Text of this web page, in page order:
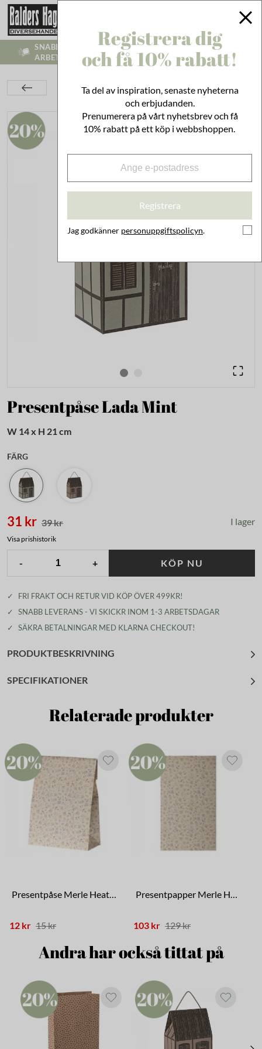
SNABB LEVERANS - VI SKICKR INOM 1-3
ARBETSDAGAR
Presentpåse Lada Mint
Presentpåse Lada Mint
W 14 x H 21 cm
FÄRG
31 kr 39 kr I lager
Visa prishistorik
- + KÖP NU
✓
FRI FRAKT OCH RETUR VID KÖP ÖVER 499KR!
✓
SNABB LEVERANS - VI SKICKR INOM 1-3 ARBETSDAGAR
✓
SÄKRA BETALNINGAR MED KLARNA CHECKOUT!
PRODUKTBESKRIVNING
SPECIFIKATIONER
Relaterade produkter
Presentpåse Merle Heather
12 kr 15 kr
Presentpapper Merle Heather
103 kr 129 kr
Andra har också tittat på
Registrera dig
och få 10% rabatt!
Ta del av inspiration, senaste nyheterna
och erbjudanden.
Prenumerera på vårt nyhetsbrev och få
10% rabatt på ett köp i webbshoppen.
Registrera
Jag godkänner personuppgiftspolicyn.